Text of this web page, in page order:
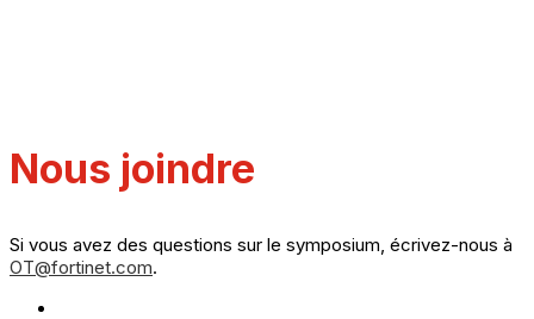
Nous joindre
Si vous avez des questions sur le symposium, écrivez-nous à
OT@fortinet.com.